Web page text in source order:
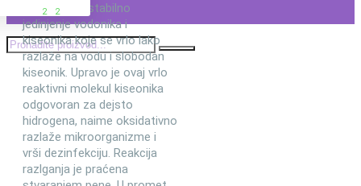
2 2
je nestabilno
jedinjenje vodonika i
kiseonika koje se vrlo lako
razlaže na vodu i slobodan
kiseonik. Upravo je ovaj vrlo
reaktivni molekul kiseonika
odgovoran za dejsto
hidrogena, naime oksidativno
razlaže mikroorganizme i
vrši dezinfekciju. Reakcija
razlganja je praćena